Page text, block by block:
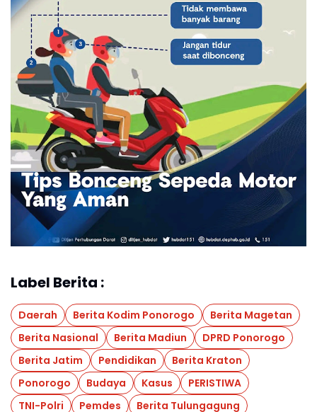
Label Berita :
Daerah Berita Kodim Ponorogo
Berita Magetan
Berita Nasional
Berita Madiun
DPRD Ponorogo
Berita Jatim
Pendidikan
Berita Kraton
Ponorogo
Budaya Kasus
PERISTIWA
TNI-Polri
Pemdes
Berita Tulungagung